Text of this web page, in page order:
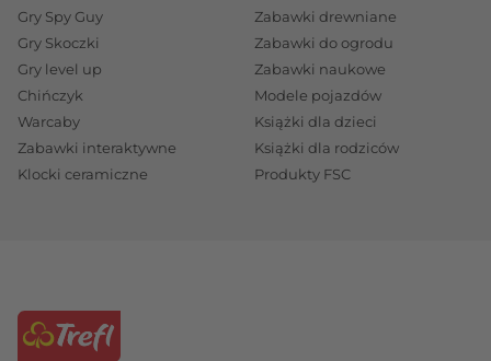
Gry Spy Guy
Gry Skoczki
Gry level up
Chińczyk
Warcaby
Zabawki interaktywne
Klocki ceramiczne
Zabawki drewniane
Zabawki do ogrodu
Zabawki naukowe
Modele pojazdów
Książki dla dzieci
Książki dla rodziców
Produkty FSC